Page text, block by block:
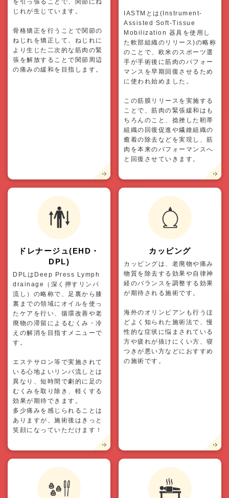
じれが生じています。
骨格矯正を行うことで関節の
ねじれを矯正して、ねじれに
より生じた二次的な筋肉の緊
張を解放することで関節周辺
の痛みの緩和を目指します。
IASTMとは(Instrument-
Assisted Soft-Tissue
Mobilization 器具を使用し
た軟部組織のリリース)の略称
のことで、欧米のスポーツ選
手が手術後に筋肉のパフォー
マンスを早期回復させるため
に使われ始めました。
この筋膜リリースを実施する
ことで、筋肉の緊張緩和はも
ちろんのこと、捻挫した靭帯
組織の回復促進や繊維組織の
癒着の除去などを実現し、筋
肉を本来のパフォーマンスへ
と回復させていきます。
ドレナージュ(EHD・
DPL)
DPLはDeep Press Lymph
drainage（深く押すリンパ
流し）の略称で、足裏から膝
裏までの領域にオイルを使っ
たケアを行い、循環改善や老
廃物の滞留によるむくみ・冷
えの解消を目指すメニューで
す。
エステサロン等で実施されて
いる心地よいリンパ流しとは
異なり、短時間で劇的に足の
むくみを取り除き、軽くする
効果が期待できます。
多少痛みを感じられることは
ありますが、施術後はきっと
笑顔になっていただけます！
カッピング
カッピングは、老廃物や痛み
物質を除去する効果や自律神
経のバランスを調整する効果
が期待される施術です。
海外のオリンピアンも行うほ
どよく知られた施術法で、慢
性的な症状に悩まされている
方や疲れが抜けにくい方、寝
つきが悪い方などにおすすめ
の施術です。